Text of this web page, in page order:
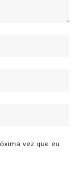
vez que eu